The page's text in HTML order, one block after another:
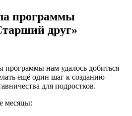
программы
друг»
программы нам удалось добиться
ещё один шаг к созданию
для подростков.
месяцы: